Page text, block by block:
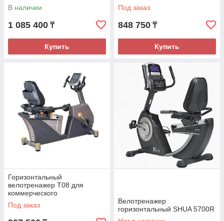
В наличии
1 085 400 ₸
Купить
Под заказ
848 750 ₸
Купить
Горизонтальный
велотренажер T08 для
коммерческого
использования
Под заказ
Велотренажер
горизонтальный SHUA 5700R